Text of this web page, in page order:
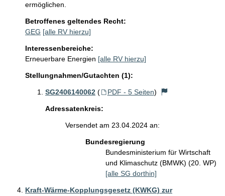
ermöglichen.
Betroffenes geltendes Recht:
GEG [alle RV hierzu]
Interessenbereiche:
Erneuerbare Energien [alle RV hierzu]
Stellungnahmen/Gutachten (1):
SG2406140062 ( PDF - 5 Seiten)
Adressatenkreis:
Versendet am 23.04.2024 an:
Bundesregierung
Bundesministerium für Wirtschaft
und Klimaschutz (BMWK) (20. WP)
[alle SG dorthin]
Kraft-Wärme-Kopplungsgesetz (KWKG) zur